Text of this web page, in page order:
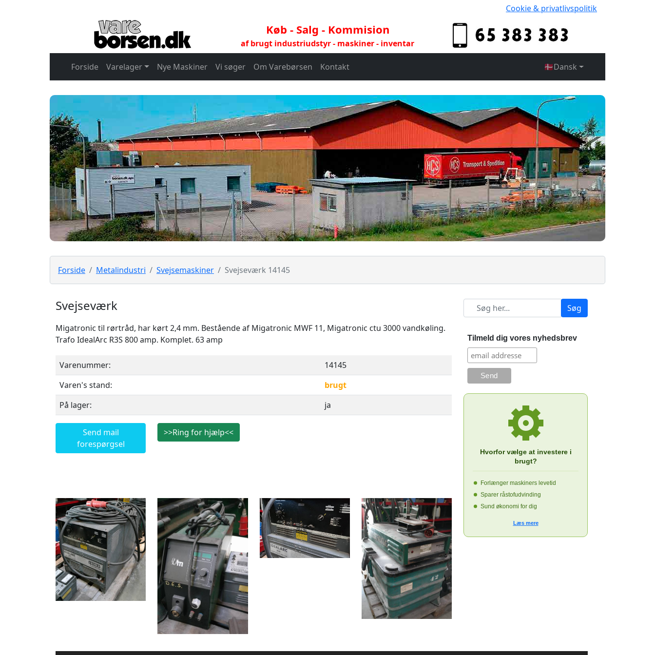
Cookie & privatlivspolitik
Køb - Salg - Kommision
af brugt industriudstyr - maskiner - inventar
Forside Varelager Nye Maskiner Vi søger Om Varebørsen Kontakt 🇩🇰Dansk
Forside Metalindustri Svejsemaskiner Svejseværk 14145
Svejseværk
Migatronic til rørtråd, har kørt 2,4 mm. Bestående af Migatronic MWF 11, Migatronic ctu 3000 vandkøling.
Trafo IdealArc R3S 800 amp. Komplet. 63 amp
Varenummer:
14145
Varen's stand:
brugt
På lager:
ja
Send mail
forespørgsel
>>Ring for hjælp<<
Søg
Tilmeld dig vores nyhedsbrev
Hvorfor vælge at investere i
brugt?
Forlænger maskiners levetid
Sparer råstofudvinding
Sund økonomi for dig
Læs mere